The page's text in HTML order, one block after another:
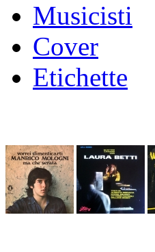
Musicisti
Cover
Etichette